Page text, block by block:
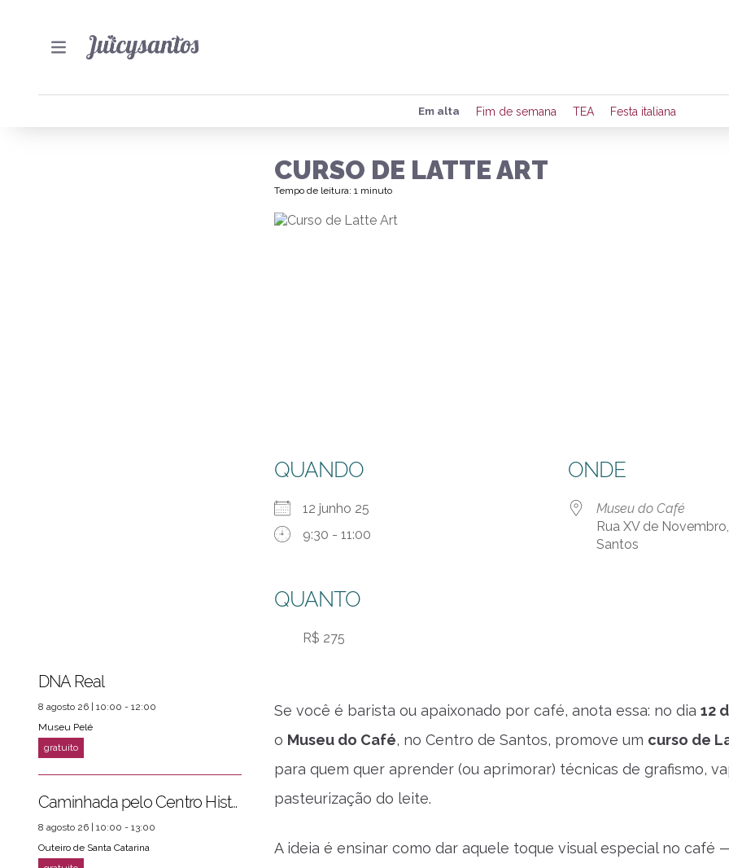
Preencha seus dados para
de eventos e notícias da
Em alta Fim de semana TEA Festa italiana
CURSO DE LATTE ART
Tempo de leitura: 1 minuto
QUANDO
12 junho 25
9:30 - 11:00
ONDE
Museu do Café
Rua XV de
Santos
QUANTO
R$ 275
Se você é barista ou apaixonado por café, anota essa: no dia 12
o Museu do Café, no Centro de Santos, promove um curso de
para quem quer aprender (ou aprimorar) técnicas de grafismo,
pasteurização do leite.
A ideia é ensinar como dar aquele toque visual especial no café
DNA Real
8 agosto 26 | 10:00 - 12:00
Museu Pelé
Caminhada pelo Centro Histórico
8 agosto 26 | 10:00 - 13:00
Outeiro de Santa Catarina